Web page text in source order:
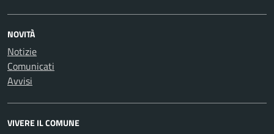
NOVITÀ
Notizie
Comunicati
Avvisi
VIVERE IL COMUNE